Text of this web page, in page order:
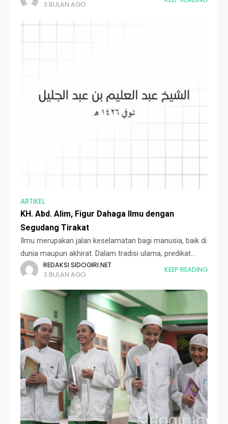
Ruang Rapat Sidogiri Corp, menghadirkan Ustadz M.
Masyhuri Mochtar sebagai
3 BULAN AGO
ARTIKEL
KH. Abd. Alim, Figur Dahaga Ilmu dengan
Segudang Tirakat
Ilmu merupakan jalan keselamatan bagi manusia, baik di
dunia maupun akhirat. Dalam tradisi ulama, predikat
kekasih Allah (waliyullah) juga tidak dapat dilepaskan
dari kedalaman ilmu dan ketekunan dalam
mengamalkannya. KH.
REDAKSI SIDOGIRI.NET
3 BULAN AGO
KEEP READING